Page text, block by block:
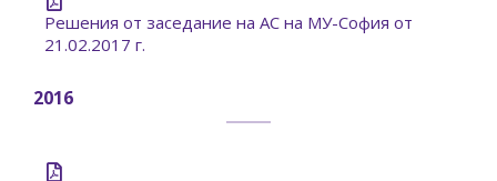
Решения от заседание на АС на МУ-София от
21.02.2017 г.
2016